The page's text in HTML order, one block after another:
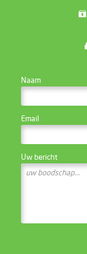
Naam
Email
Uw bericht